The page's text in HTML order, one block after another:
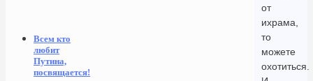
от
ихрама,
то
можете
охотиться.
Всем кто
любит
Путина,
посвящается!